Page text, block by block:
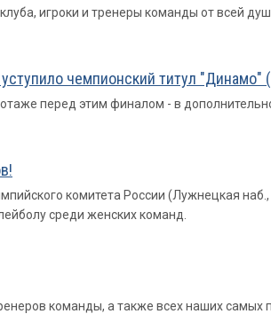
клуба, игроки и тренеры команды от всей
чемпионский титул "Динамо"
перед этим финалом - в
комитета России (Лужнецкая
среди женских команд.
команды, а также всех наших